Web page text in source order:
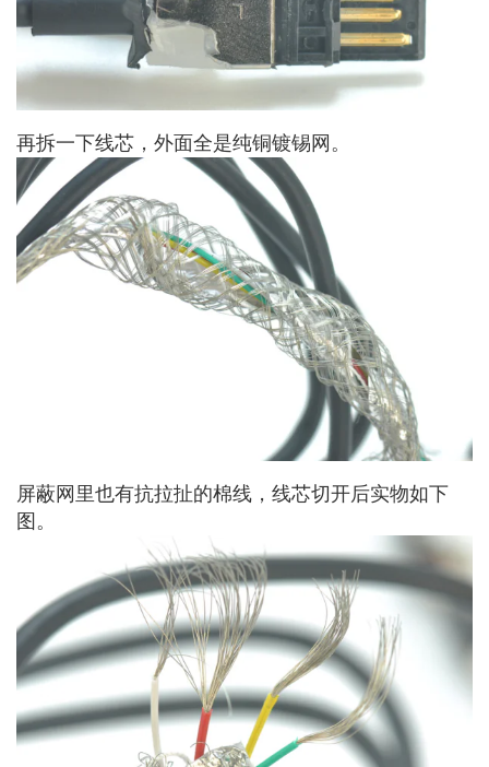
再拆一下线芯，外面全是纯铜镀锡网。
屏蔽网里也有抗拉扯的棉线，线芯切开后实物如下
图。